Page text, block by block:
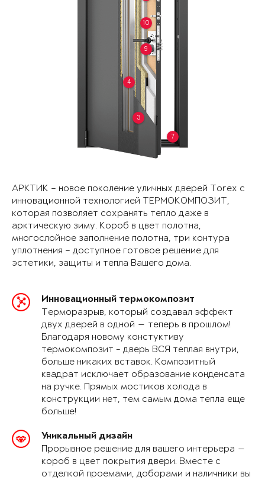
3
4
7
9
10
АРКТИК – новое поколение уличных дверей Torex с
инновационной технологией ТЕРМОКОМПОЗИТ,
которая позволяет сохранять тепло даже в
арктическую зиму. Короб в цвет полотна,
многослойное заполнение полотна, три контура
уплотнения – доступное готовое решение для
эстетики, защиты и тепла Вашего дома.
Инновационный термокомпозит
Терморазрыв, который создавал эффект
двух дверей в одной — теперь в прошлом!
Благодаря новому констуктиву
термокомпозит - дверь ВСЯ теплая внутри,
больше никаких вставок. Композитный
квадрат исключает образование конденсата
на ручке. Прямых мостиков холода в
конструкции нет, тем самым дома тепла еще
больше!
Уникальный дизайн
Прорывное решение для вашего интерьера —
короб в цвет покрытия двери. Вместе с
отделкой проемами, доборами и наличники вы